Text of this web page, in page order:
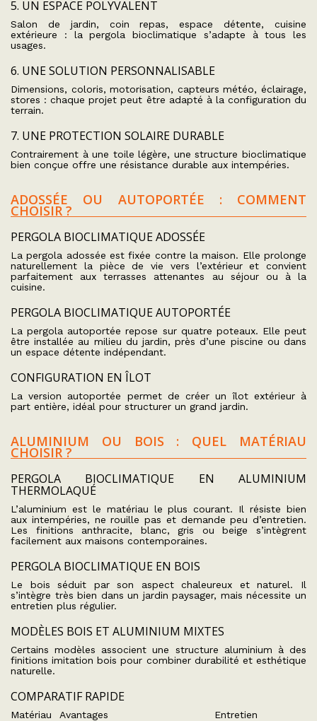
5. UN ESPACE POLYVALENT
Salon de jardin, coin repas, espace détente, cuisine
extérieure : la pergola bioclimatique s’adapte à tous les
usages.
6. UNE SOLUTION PERSONNALISABLE
Dimensions, coloris, motorisation, capteurs météo, éclairage,
stores : chaque projet peut être adapté à la configuration du
terrain.
7. UNE PROTECTION SOLAIRE DURABLE
Contrairement à une toile légère, une structure bioclimatique
bien conçue offre une résistance durable aux intempéries.
ADOSSÉE OU AUTOPORTÉE : COMMENT
CHOISIR ?
PERGOLA BIOCLIMATIQUE ADOSSÉE
La pergola adossée est fixée contre la maison. Elle prolonge
naturellement la pièce de vie vers l’extérieur et convient
parfaitement aux terrasses attenantes au séjour ou à la
cuisine.
PERGOLA BIOCLIMATIQUE AUTOPORTÉE
La pergola autoportée repose sur quatre poteaux. Elle peut
être installée au milieu du jardin, près d’une piscine ou dans
un espace détente indépendant.
CONFIGURATION EN ÎLOT
La version autoportée permet de créer un îlot extérieur à
part entière, idéal pour structurer un grand jardin.
ALUMINIUM OU BOIS : QUEL MATÉRIAU
CHOISIR ?
PERGOLA BIOCLIMATIQUE EN ALUMINIUM
THERMOLAQUÉ
L’aluminium est le matériau le plus courant. Il résiste bien
aux intempéries, ne rouille pas et demande peu d’entretien.
Les finitions anthracite, blanc, gris ou beige s’intègrent
facilement aux maisons contemporaines.
PERGOLA BIOCLIMATIQUE EN BOIS
Le bois séduit par son aspect chaleureux et naturel. Il
s’intègre très bien dans un jardin paysager, mais nécessite un
entretien plus régulier.
MODÈLES BOIS ET ALUMINIUM MIXTES
Certains modèles associent une structure aluminium à des
finitions imitation bois pour combiner durabilité et esthétique
naturelle.
COMPARATIF RAPIDE
Matériau Avantages
Entretien